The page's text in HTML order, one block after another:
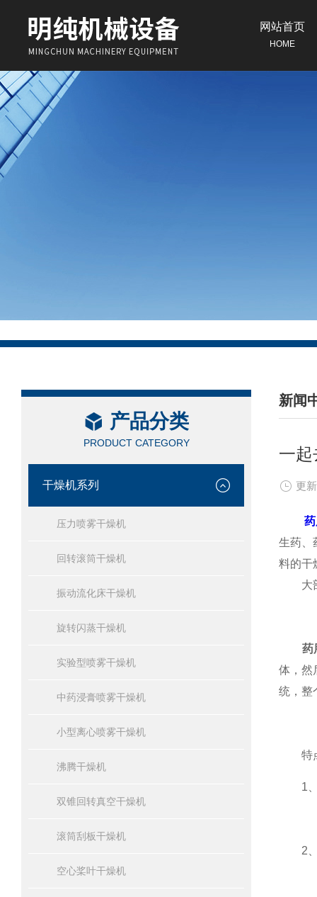
网站首页
HOME
产品分类
PRODUCT CATEGORY
干燥机系列
压力喷雾干燥机
回转滚筒干燥机
振动流化床干燥机
旋转闪蒸干燥机
实验型喷雾干燥机
中药浸膏喷雾干燥机
小型离心喷雾干燥机
沸腾干燥机
双锥回转真空干燥机
滚筒刮板干燥机
空心桨叶干燥机
新闻
/
一
更
生药、
料的干
大部
药
体，然
统，整
特
1、
2、